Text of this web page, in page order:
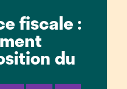
fiscale :
du